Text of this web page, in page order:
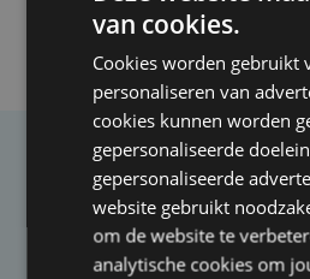
Taalfout
Heb je een taal- of
artikel?
van cookies.
Cookies worden gebruikt
personaliseren van
cookies kunnen worden
gepersonaliseerde
gepersonaliseerde
website gebruikt
om de website te
analytische cookies om